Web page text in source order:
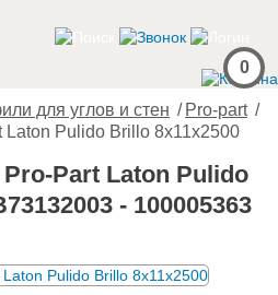
0
для углов и стен / Pro-part /
Pulido Brillo 8x11x2500
Part Laton Pulido
- 100005363